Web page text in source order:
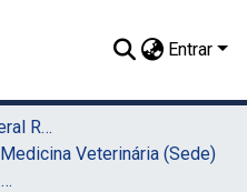
Entrar
01. Universidade Federal Rural de Pernambuco - UFRPE (Sede)
Medicina Veterinária (Sede)
TCC - Medicina Veterinária (Sede)